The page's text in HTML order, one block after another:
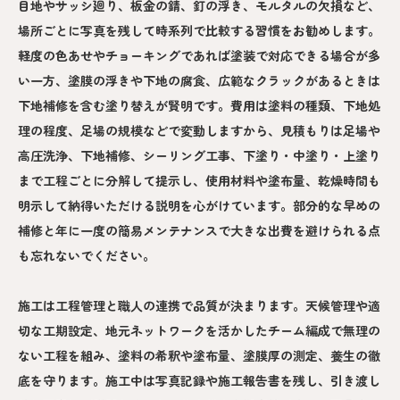
目地やサッシ廻り、板金の錆、釘の浮き、モルタルの欠損など、
場所ごとに写真を残して時系列で比較する習慣をお勧めします。
軽度の色あせやチョーキングであれば塗装で対応できる場合が多
い一方、塗膜の浮きや下地の腐食、広範なクラックがあるときは
下地補修を含む塗り替えが賢明です。費用は塗料の種類、下地処
理の程度、足場の規模などで変動しますから、見積もりは足場や
高圧洗浄、下地補修、シーリング工事、下塗り・中塗り・上塗り
まで工程ごとに分解して提示し、使用材料や塗布量、乾燥時間も
明示して納得いただける説明を心がけています。部分的な早めの
補修と年に一度の簡易メンテナンスで大きな出費を避けられる点
も忘れないでください。
施工は工程管理と職人の連携で品質が決まります。天候管理や適
切な工期設定、地元ネットワークを活かしたチーム編成で無理の
ない工程を組み、塗料の希釈や塗布量、塗膜厚の測定、養生の徹
底を守ります。施工中は写真記録や施工報告書を残し、引き渡し